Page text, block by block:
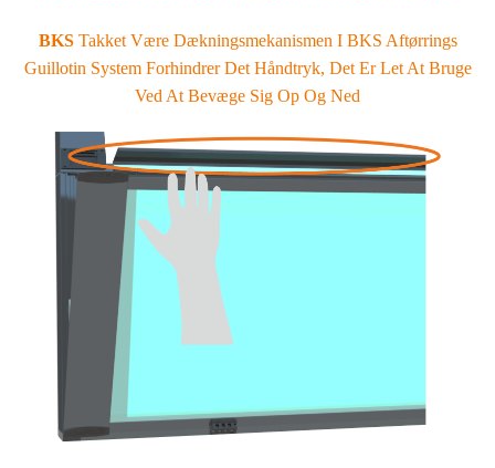
BKS Takket Være Dækningsmekanismen I BKS Aftørrings
Guillotin System Forhindrer Det Håndtryk, Det Er Let At Bruge
Ved At Bevæge Sig Op Og Ned